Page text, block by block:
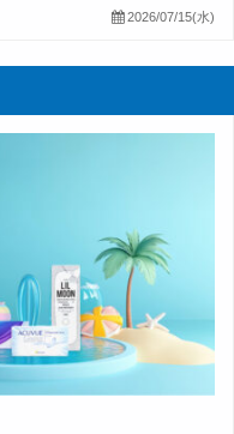
2026/07/15(水)